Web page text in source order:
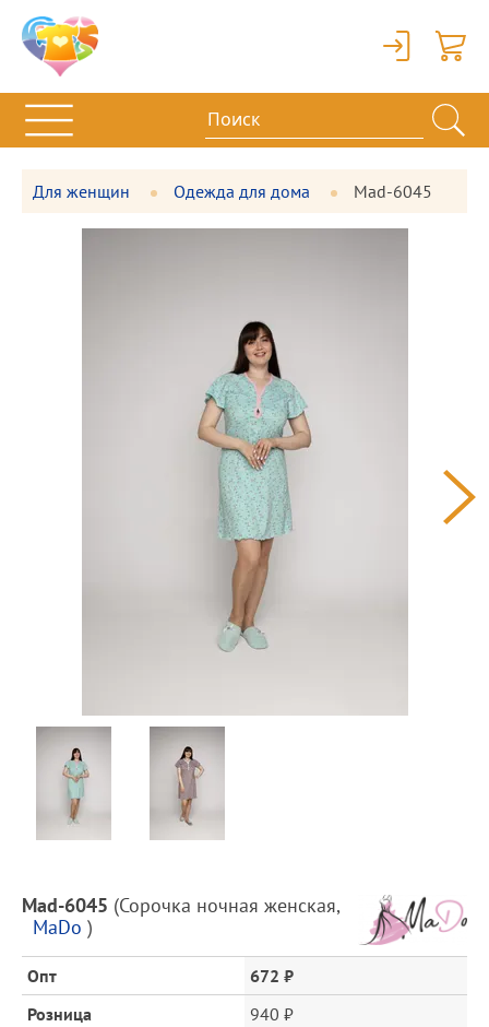
Вход
Для женщин Одежда для дома Mad-6045
Фотографии
Большая
Описание
товара
и
цена
Mad-6045 (Сорочка ночная женская,
MaDo )
Опт
672 ₽
Розница
940 ₽